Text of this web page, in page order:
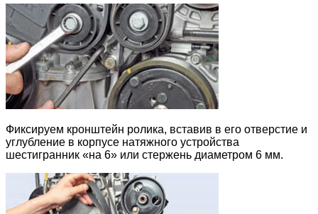
Фиксируем кронштейн ролика, вставив в его отверстие и
углубление в корпусе натяжного устройства
шестигранник «на 6» или стержень диаметром 6 мм.